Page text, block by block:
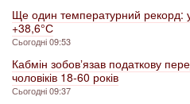
Ще один температурний рекорд:
+38,6° С
Сьогодні 09:53
Кабмін зобовʼязав податкову
чоловіків 18-60 років
Сьогодні 09:37